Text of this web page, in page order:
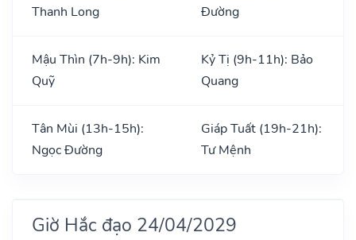
Thanh Long
Đường
Mậu Thìn (7h-9h): Kim
Quỹ
Kỷ Tị (9h-11h): Bảo
Quang
Tân Mùi (13h-15h):
Ngọc Đường
Giáp Tuất (19h-21h):
Tư Mệnh
Giờ Hắc đạo 24/04/2029